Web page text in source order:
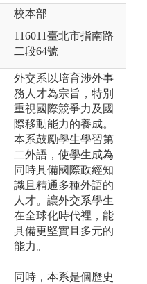
校本部
116011臺北市指南路
二段64號
外交系以培育涉外事
務人才為宗旨，特別
重視國際競爭力及國
際移動能力的養成。
本系鼓勵學生學習第
二外語，使學生成為
同時具備國際政經知
識且精通多種外語的
人才。讓外交系學生
在全球化時代裡，能
具備更堅實且多元的
能力。
同時，本系是個歷史